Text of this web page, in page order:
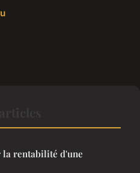
rentabilité d'une